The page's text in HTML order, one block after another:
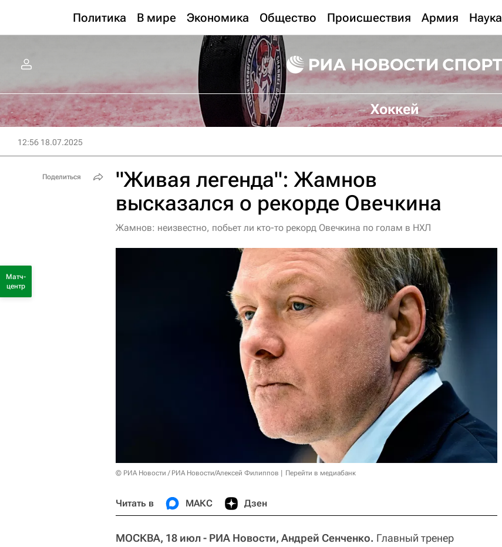
Политика В мире Экономика Общество Происшествия Армия Наука
Хоккей
12:56 18.07.2025
"Живая легенда": Жамнов
высказался о рекорде Овечкина
Жамнов: неизвестно, побьет ли кто-то рекорд Овечкина по голам в НХЛ
© РИА Новости / РИА Новости/Алексей Филиппов Перейти в медиабанк
Читать в МАКС Дзен
МОСКВА, 18 июл - РИА Новости, Андрей Сенченко. Главный тренер
Поделиться
Матч-
центр